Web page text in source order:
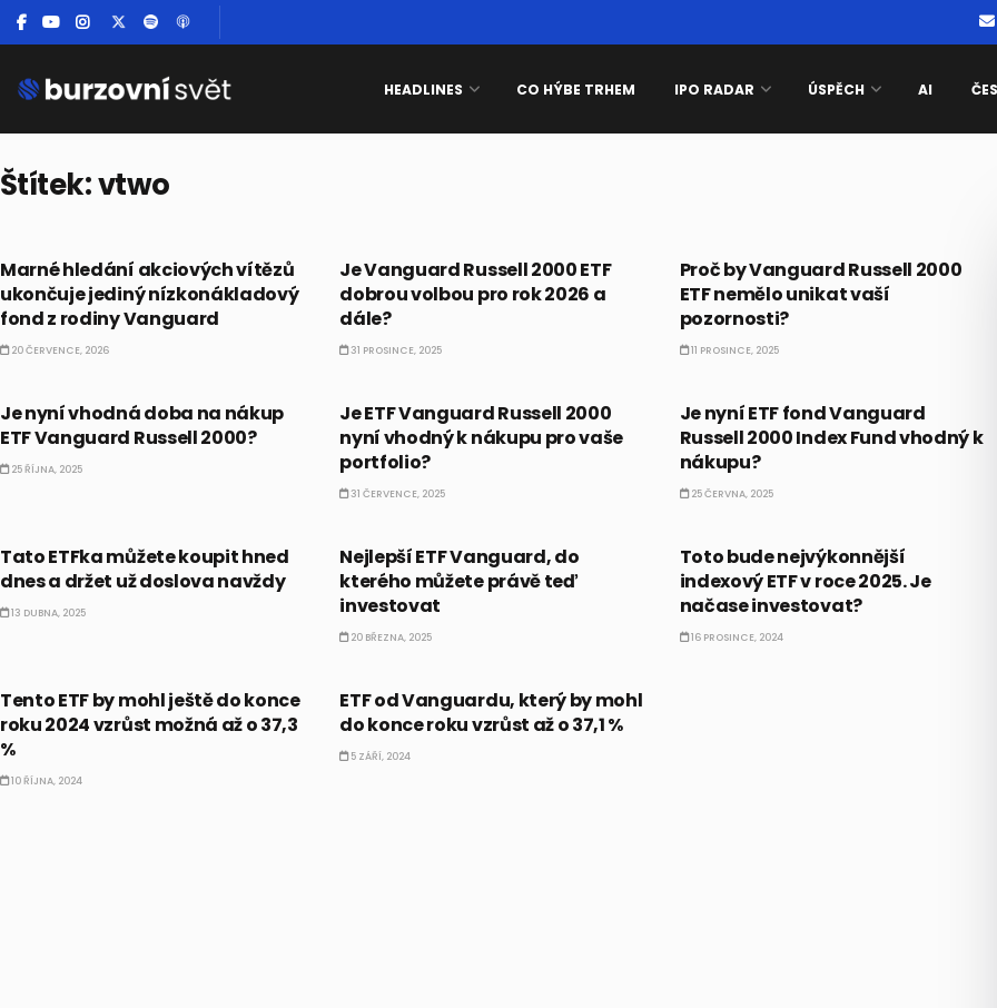
HEADLINES CO HÝBE TRHEM IPO RADAR ÚSPĚCH AI
Štítek:vtwo
Marné hledání akciových vítězů
ukončuje jediný nízkonákladový
fond z rodiny Vanguard
20 ČERVENCE, 2026
Je Vanguard Russell 2000 ETF
dobrou volbou pro rok 2026 a
dále?
31 PROSINCE, 2025
Proč by Vanguard Russell 2000
ETF nemělo unikat vaší
pozornosti?
11 PROSINCE, 2025
Je nyní vhodná doba na nákup
ETF Vanguard Russell 2000?
25 ŘÍJNA, 2025
Je ETF Vanguard Russell 2000
nyní vhodný k nákupu pro vaše
portfolio?
31 ČERVENCE, 2025
Je nyní ETF fond Vanguard
Russell 2000 Index Fund vhodný k
nákupu?
25 ČERVNA, 2025
Tato ETFka můžete koupit hned
dnes a držet už doslova navždy
13 DUBNA, 2025
Nejlepší ETF Vanguard, do
kterého můžete právě teď
investovat
20 BŘEZNA, 2025
Toto bude nejvýkonnější
indexový ETF v roce 2025. Je
načase investovat?
16 PROSINCE, 2024
Tento ETF by mohl ještě do konce
roku 2024 vzrůst možná až o 37,3
%
10 ŘÍJNA, 2024
ETF od Vanguardu, který by mohl
do konce roku vzrůst až o 37,1 %
5 ZÁŘÍ, 2024